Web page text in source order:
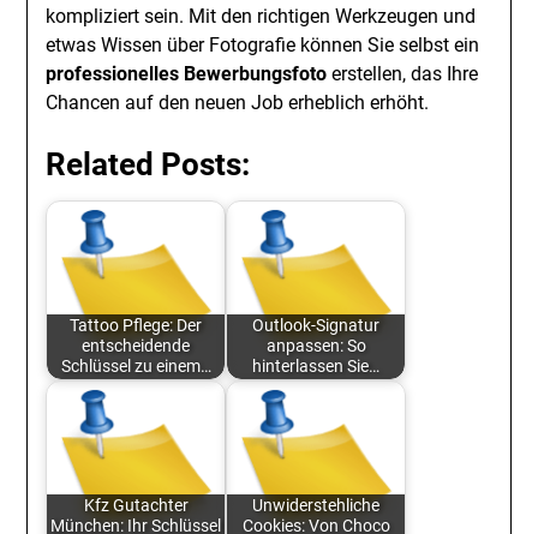
kompliziert sein. Mit den richtigen Werkzeugen und
etwas Wissen über Fotografie können Sie selbst ein
professionelles Bewerbungsfoto erstellen, das Ihre
Chancen auf den neuen Job erheblich erhöht.
Related Posts:
Tattoo Pflege: Der
entscheidende
Schlüssel zu einem…
Outlook-Signatur
anpassen: So
hinterlassen Sie…
Kfz Gutachter
München: Ihr Schlüssel
Unwiderstehliche
Cookies: Von Choco